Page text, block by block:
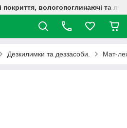
вологопоглинаючі та
Дезкилимки та деззасоби. Мат-